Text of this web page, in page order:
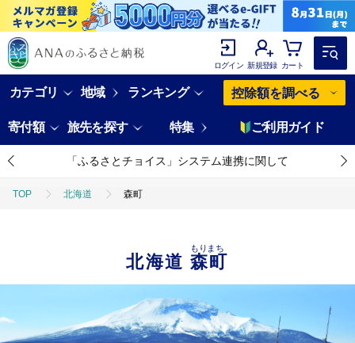
ログイン 新規登録 カート
カテゴリ 地域 ランキング 控除額を調べる
寄付額 旅先を探す 特集 ご利用ガイド
「ふるさとチョイス」システム連携に関して
TOP 北海道 森町
北海道森町
もりまち